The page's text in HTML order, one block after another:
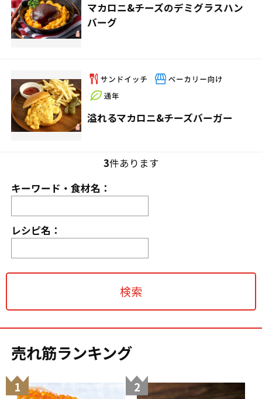
マカロニ&チーズのデミグラスハン
バーグ
溢れるマカロニ&チーズバーガー
3件あります
キーワード・食材名：
レシピ名：
売れ筋ランキング
1 2